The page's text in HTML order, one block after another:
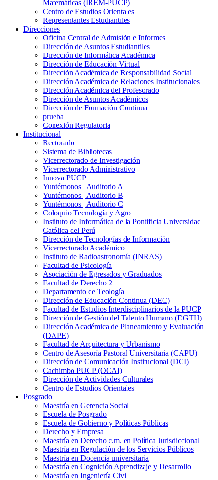
Matemáticas (IREM-PUCP)
Centro de Estudios Orientales
Representantes Estudiantiles
Direcciones
Oficina Central de Admisión e Informes
Dirección de Asuntos Estudiantiles
Dirección de Informática Académica
Dirección de Educación Virtual
Dirección Académica de Responsabilidad Social
Dirección Académica de Relaciones Institucionales
Dirección Académica del Profesorado
Dirección de Asuntos Académicos
Dirección de Formación Continua
prueba
Conexión Regulatoria
Institucional
Rectorado
Sistema de Bibliotecas
Vicerrectorado de Investigación
Vicerrectorado Administrativo
Innova PUCP
Yuntémonos | Auditorio A
Yuntémonos | Auditorio B
Yuntémonos | Auditorio C
Coloquio Tecnología y Agro
Instituto de Informática de la Pontificia Universidad
Católica del Perú
Dirección de Tecnologías de Información
Vicerrectorado Académico
Instituto de Radioastronomía (INRAS)
Facultad de Psicología
Asociación de Egresados y Graduados
Facultad de Derecho 2
Departamento de Teología
Dirección de Educación Continua (DEC)
Facultad de Estudios Interdisciplinarios de la PUCP
Dirección de Gestión del Talento Humano (DGTH)
Dirección Académica de Planeamiento y Evaluación
(DAPE)
Facultad de Arquitectura y Urbanismo
Centro de Asesoría Pastoral Universitaria (CAPU)
Dirección de Comunicación Institucional (DCI)
Cachimbo PUCP (OCAI)
Dirección de Actividades Culturales
Centro de Estudios Orientales
Posgrado
Maestría en Gerencia Social
Escuela de Posgrado
Escuela de Gobierno y Políticas Públicas
Derecho y Empresa
Maestría en Derecho c.m. en Política Jurisdiccional
Maestría en Regulación de los Servicios Públicos
Maestría en Docencia universitaria
Maestría en Cognición Aprendizaje y Desarrollo
Maestría en Ingeniería Civil